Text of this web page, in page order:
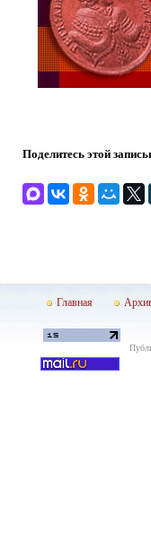
Поделитесь этой
Главная